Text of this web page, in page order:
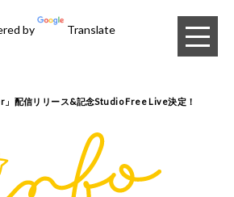
by Translate
配信リリース&記念Studio Free Live決定！